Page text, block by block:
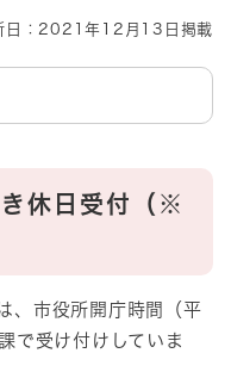
日：2021年12月13日掲載
休日受付（※
、市役所開庁時間（平
で受け付けしていま